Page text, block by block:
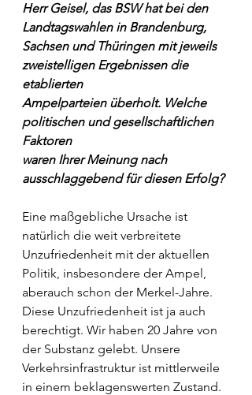
Herr Geisel, das BSW hat bei den
Landtagswahlen in Brandenburg,
Sachsen und Thüringen mit jeweils
zweistelligen Ergebnissen die
etablierten
Ampelparteien überholt. Welche
politischen und gesellschaftlichen
Faktoren
waren Ihrer Meinung nach
ausschlaggebend für diesen Erfolg?
Eine maßgebliche Ursache ist
natürlich die weit verbreitete
Unzufriedenheit mit der aktuellen
Politik, insbesondere der Ampel,
aberauch schon der Merkel-Jahre.
Diese Unzufriedenheit ist ja auch
berechtigt. Wir haben 20 Jahre von
der Substanz gelebt. Unsere
Verkehrsinfrastruktur ist mittlerweile
in einem beklagenswerten Zustand.